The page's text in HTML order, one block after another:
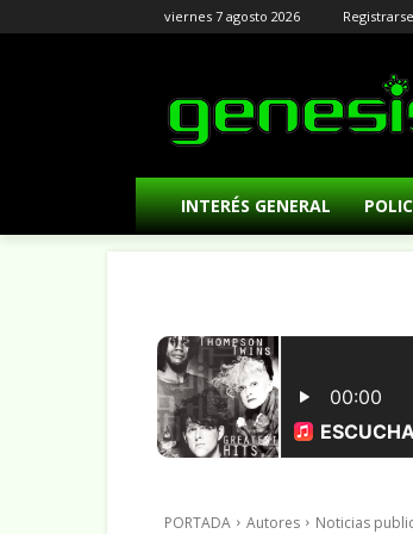
viernes 7 agosto 2026
INTERÉS GENERAL
PORTADA Autores Noticias